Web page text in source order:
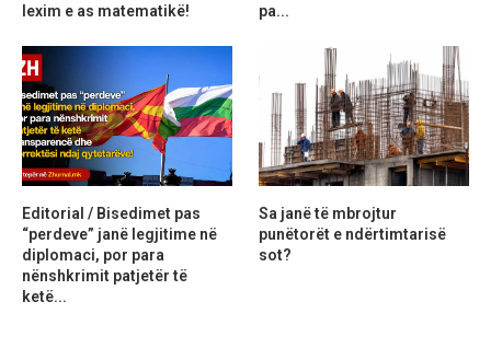
lexim e as matematikë!
pa...
Editorial / Bisedimet pas
“perdeve” janë legjitime në
diplomaci, por para
nënshkrimit patjetër të
ketë...
Sa janë të mbrojtur
punëtorët e ndërtimtarisë
sot?